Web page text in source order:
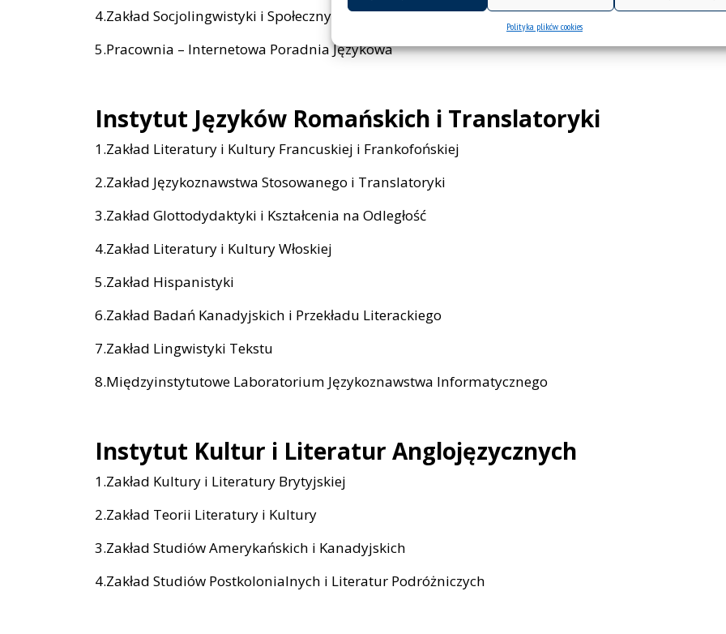
Polityka plików cookies
4.Zakład Socjolingwistyki i Społecznych Praktyk Komunikowania
5.Pracownia – Internetowa Poradnia Językowa
Instytut Języków Romańskich i Translatoryki
1.Zakład Literatury i Kultury Francuskiej i Frankofońskiej
2.Zakład Językoznawstwa Stosowanego i Translatoryki
3.Zakład Glottodydaktyki i Kształcenia na Odległość
4.Zakład Literatury i Kultury Włoskiej
5.Zakład Hispanistyki
6.Zakład Badań Kanadyjskich i Przekładu Literackiego
7.Zakład Lingwistyki Tekstu
8.Międzyinstytutowe Laboratorium Językoznawstwa Informatycznego
Instytut Kultur i Literatur Anglojęzycznych
1.Zakład Kultury i Literatury Brytyjskiej
2.Zakład Teorii Literatury i Kultury
3.Zakład Studiów Amerykańskich i Kanadyjskich
4.Zakład Studiów Postkolonialnych i Literatur Podróżniczych